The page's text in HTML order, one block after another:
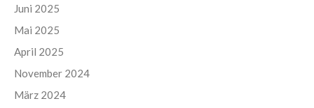
Juni 2025
Mai 2025
April 2025
November 2024
März 2024